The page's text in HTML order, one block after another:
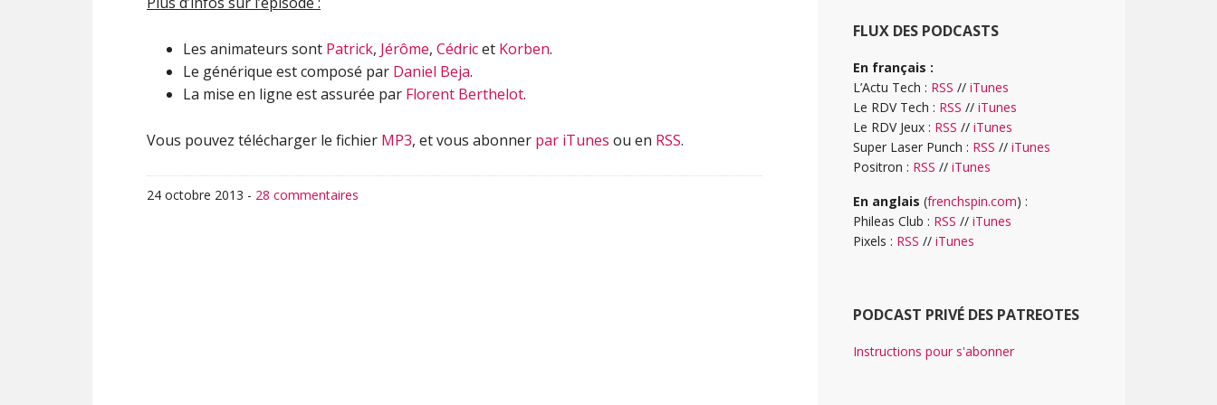
Les animateurs sont Patrick, Jérôme, Cédricet Korben.
Le générique est composé par Daniel Beja.
La mise en ligne est assurée par Florent Berthelot.
Vous pouvez télécharger le fichier MP3, et vous abonner par iTunes ou en RSS.
24 octobre 2013 - 28 commentaires
FLUX DES PODCASTS
En français :
L’Actu Tech : RSS // iTunes
Le RDV Tech : RSS // iTunes
Le RDV Jeux : RSS // iTunes
Super Laser Punch : RSS // iTunes
Positron : RSS // iTunes
En anglais (frenchspin.com) :
Phileas Club : RSS // iTunes
Pixels : RSS // iTunes
PODCAST PRIVÉ DES PATREOTES
Instructions pour s'abonner